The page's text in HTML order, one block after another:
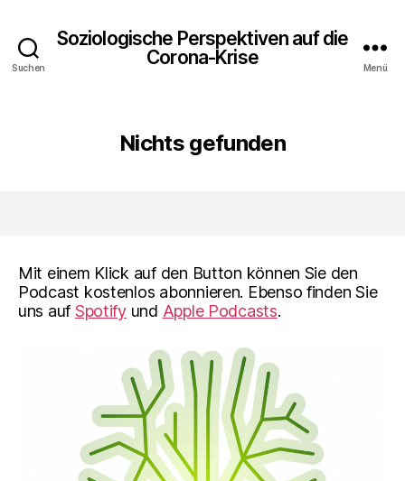
Suchen
Soziologische Perspektiven auf die
Corona-Krise
Menü
Nichts gefunden
Mit einem Klick auf den Button können Sie den
Podcast kostenlos abonnieren. Ebenso finden Sie
uns auf Spotifyund Apple Podcasts.